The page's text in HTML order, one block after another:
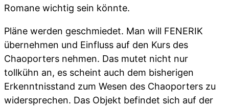
Romane wichtig sein könnte.
Pläne werden geschmiedet. Man will FENERIK
übernehmen und Einfluss auf den Kurs des
Chaoporters nehmen. Das mutet nicht nur
tollkühn an, es scheint auch dem bisherigen
Erkenntnisstand zum Wesen des Chaoporters zu
widersprechen. Das Objekt befindet sich auf der